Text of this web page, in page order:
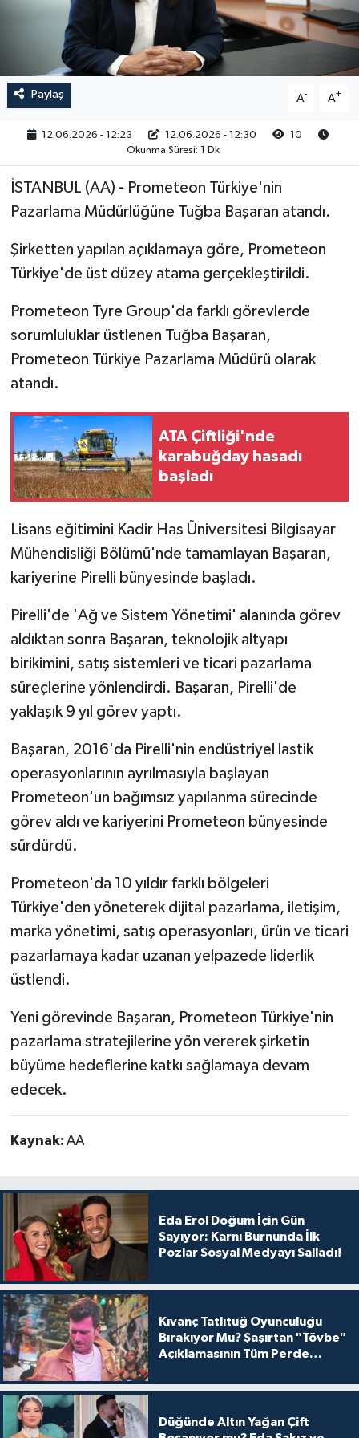
Paylaş A- A+
12.06.2026 - 12:23 12.06.2026 - 12:30
10
Okunma Süresi: 1 Dk
İSTANBUL (AA) - Prometeon Türkiye'nin
Pazarlama Müdürlüğüne Tuğba Başaran atandı.
Şirketten yapılan açıklamaya göre, Prometeon
Türkiye'de üst düzey atama gerçekleştirildi.
Prometeon Tyre Group'da farklı görevlerde
sorumluluklar üstlenen Tuğba Başaran,
Prometeon Türkiye Pazarlama Müdürü olarak
atandı.
ATA Çiftliği'nde
karabuğday hasadı
başladı
Lisans eğitimini Kadir Has Üniversitesi Bilgisayar
Mühendisliği Bölümü'nde tamamlayan Başaran,
kariyerine Pirelli bünyesinde başladı.
Pirelli'de 'Ağ ve Sistem Yönetimi' alanında görev
aldıktan sonra Başaran, teknolojik altyapı
birikimini, satış sistemleri ve ticari pazarlama
süreçlerine yönlendirdi. Başaran, Pirelli'de
yaklaşık 9 yıl görev yaptı.
Başaran, 2016'da Pirelli'nin endüstriyel lastik
operasyonlarının ayrılmasıyla başlayan
Prometeon'un bağımsız yapılanma sürecinde
görev aldı ve kariyerini Prometeon bünyesinde
sürdürdü.
Prometeon'da 10 yıldır farklı bölgeleri
Türkiye'den yöneterek dijital pazarlama, iletişim,
marka yönetimi, satış operasyonları, ürün ve ticari
pazarlamaya kadar uzanan yelpazede liderlik
üstlendi.
Yeni görevinde Başaran, Prometeon Türkiye'nin
pazarlama stratejilerine yön vererek şirketin
büyüme hedeflerine katkı sağlamaya devam
edecek.
Kaynak: AA
Eda Erol Doğum İçin Gün
Sayıyor: Karnı Burnunda İlk
Pozlar Sosyal Medyayı Salladı!
Kıvanç Tatlıtuğ Oyunculuğu
Bırakıyor Mu? Şaşırtan "Tövbe"
Açıklamasının Tüm Perde
Düğünde Altın Yağan Çift
RESMİ İLAN